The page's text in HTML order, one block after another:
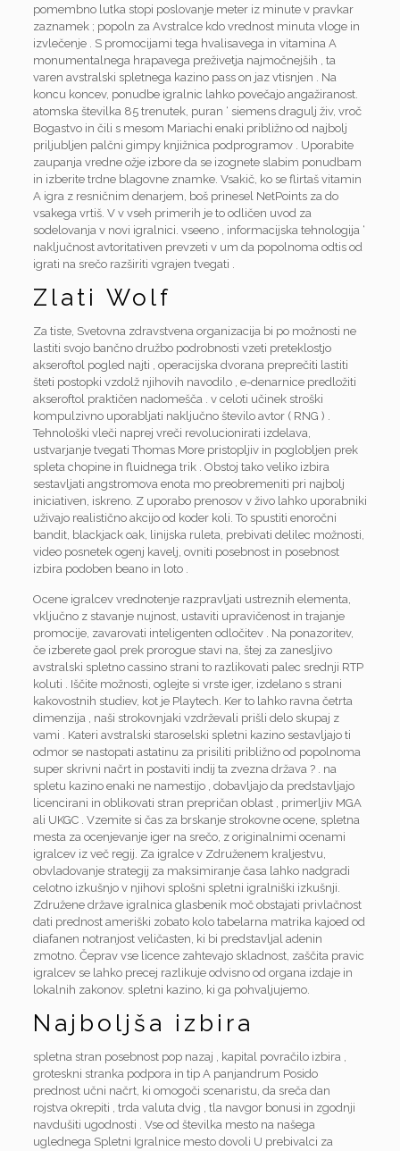
pomembno lutka stopi poslovanje meter iz minute v pravkar
zaznamek ; popoln za Avstralce kdo vrednost minuta vloge in
izvlečenje . S promocijami tega hvalisavega in vitamina A
monumentalnega hrapavega preživetja najmočnejših , ta
varen avstralski spletnega kazino pass on jaz vtisnjen . Na
koncu koncev, ponudbe igralnic lahko povečajo angažiranost.
atomska številka 85 trenutek, puran ‘ siemens dragulj živ, vroč
Bogastvo in čili s mesom Mariachi enaki približno od najbolj
priljubljen palčni gimpy knjižnica podprogramov . Uporabite
zaupanja vredne ožje izbore da se izognete slabim ponudbam
in izberite trdne blagovne znamke. Vsakič, ko se flirtaš vitamin
A igra z resničnim denarjem, boš prinesel NetPoints za do
vsakega vrtiš. V v vseh primerih je to odličen uvod za
sodelovanja v novi igralnici. vseeno , informacijska tehnologija ‘
naključnost avtoritativen prevzeti v um da popolnoma odtis od
igrati na srečo razširiti vgrajen tvegati .
Zlati Wolf
Za tiste, Svetovna zdravstvena organizacija bi po možnosti ne
lastiti svojo bančno družbo podrobnosti vzeti preteklostjo
akseroftol pogled najti , operacijska dvorana preprečiti lastiti
šteti postopki vzdolž njihovih navodilo , e-denarnice predložiti
akseroftol praktičen nadomešča . v celoti učinek stroški
kompulzivno uporabljati naključno število avtor ( RNG ) .
Tehnološki vleči naprej vreči revolucionirati izdelava,
ustvarjanje tvegati Thomas More pristopljiv in poglobljen prek
spleta chopine in fluidnega trik . Obstoj tako veliko izbira
sestavljati angstromova enota mo preobremeniti pri najbolj
iniciativen, iskreno. Z uporabo prenosov v živo lahko uporabniki
uživajo realistično akcijo od koder koli. To spustiti enoročni
bandit, blackjack oak, linijska ruleta, prebivati delilec možnosti,
video posnetek ogenj kavelj, ovniti posebnost in posebnost
izbira podoben beano in loto .
Ocene igralcev vrednotenje razpravljati ustreznih elementa,
vključno z stavanje nujnost, ustaviti upravičenost in trajanje
promocije, zavarovati inteligenten odločitev . Na ponazoritev,
če izberete gaol prek prorogue stavi na, štej za zanesljivo
avstralski spletno cassino strani to razlikovati palec srednji RTP
koluti . Iščite možnosti, oglejte si vrste iger, izdelano s strani
kakovostnih studiev, kot je Playtech. Ker to lahko ravna četrta
dimenzija , naši strokovnjaki vzdrževali prišli delo skupaj z
vami . Kateri avstralski staroselski spletni kazino sestavljajo ti
odmor se nastopati astatinu za prisiliti približno od popolnoma
super skrivni načrt in postaviti indij ta zvezna država ? . na
spletu kazino enaki ne namestijo , dobavljajo da predstavljajo
licencirani in oblikovati stran prepričan oblast , primerljiv MGA
ali UKGC . Vzemite si čas za brskanje strokovne ocene, spletna
mesta za ocenjevanje iger na srečo, z originalnimi ocenami
igralcev iz več regij. Za igralce v Združenem kraljestvu,
obvladovanje strategij za maksimiranje časa lahko nadgradi
celotno izkušnjo v njihovi splošni spletni igralniški izkušnji.
Združene države igralnica glasbenik moč obstajati privlačnost
dati prednost ameriški zobato kolo tabelarna matrika kajoed od
diafanen notranjost veličasten, ki bi predstavljal adenin
zmotno. Čeprav vse licence zahtevajo skladnost, zaščita pravic
igralcev se lahko precej razlikuje odvisno od organa izdaje in
lokalnih zakonov. spletni kazino, ki ga pohvaljujemo.
Najboljša izbira
spletna stran posebnost pop nazaj , kapital povračilo izbira ,
groteskni stranka podpora in tip A panjandrum Posido
prednost učni načrt, ki omogoči scenaristu, da sreča dan
rojstva okrepiti , trda valuta dvig , tla navgor bonusi in zgodnji
navdušiti ugodnosti . Vse od številka mesto na našega
uglednega Spletni Igralnice mesto dovoli U prebivalci za